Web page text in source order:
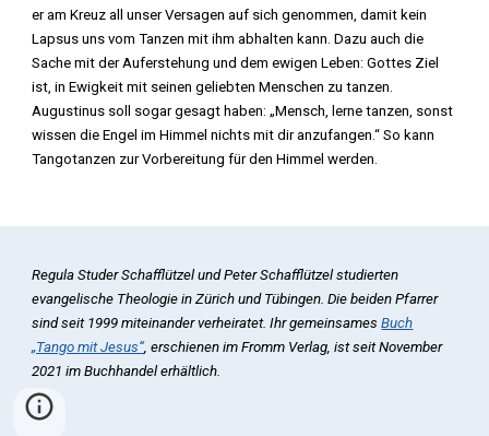
er am Kreuz all unser Versagen auf sich genommen, damit kein
Lapsus uns vom Tanzen mit ihm abhalten kann. Dazu auch die
Sache mit der Auferstehung und dem ewigen Leben: Gottes Ziel
ist, in Ewigkeit mit seinen geliebten Menschen zu tanzen.
Augustinus soll sogar gesagt haben: „Mensch, lerne tanzen, sonst
wissen die Engel im Himmel nichts mit dir anzufangen.“ So kann
Tangotanzen zur Vorbereitung für den Himmel werden.
Regula Studer Schafflützel und Peter Schafflützel studierten
evangelische Theologie in Zürich und Tübingen. Die beiden Pfarrer
sind seit 1999 miteinander verheiratet. Ihr gemeinsamesBuch
„Tango mit Jesus“, erschienen im Fromm Verlag, ist seit November
2021 im Buchhandel erhältlich.